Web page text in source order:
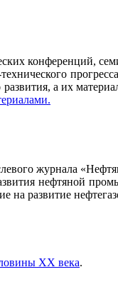
конференций,
а их
.
журнала
нефтяной
на развитие
ХХ века.